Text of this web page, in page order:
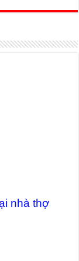
nhà thợ